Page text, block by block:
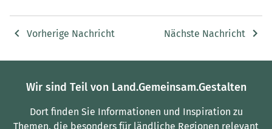
Vorherige Nachricht Nächste Nachricht
Wir sind Teil von Land.Gemeinsam.Gestalten
Dort finden Sie Informationen und Inspiration zu
Themen, die besonders für ländliche Regionen relevant